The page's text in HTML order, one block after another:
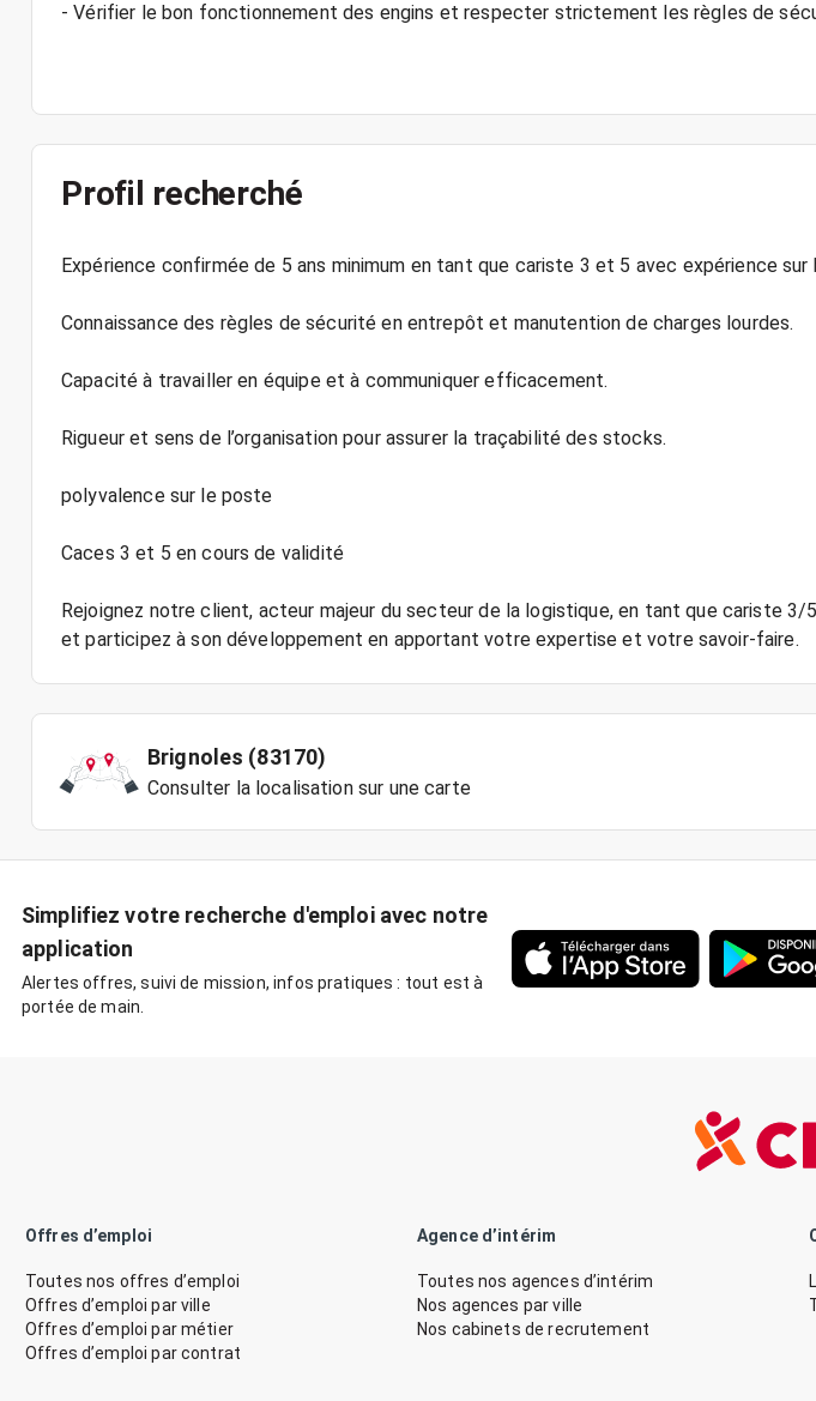
- Vérifier le bon fonctionnement des engins et respecter strictement les règles de
Profil recherché
Expérience confirmée de 5 ans minimum en tant que cariste 3 et 5 avec expérience
Connaissance des règles de sécurité en entrepôt et manutention de charges lourdes.
Capacité à travailler en équipe et à communiquer efficacement.
Rigueur et sens de l’organisation pour assurer la traçabilité des stocks.
polyvalence sur le poste
Caces 3 et 5 en cours de validité
Rejoignez notre client, acteur majeur du secteur de la logistique, en tant que cariste 3/
Brignoles (83170)
Consulter la localisation sur une carte
Simplifiez votre recherche d'emploi avec notre
application
Alertes offres, suivi de mission, infos pratiques : tout est à
portée de main.
Offres d’emploi
Toutes nos offres d’emploi
Offres d’emploi par ville
Offres d’emploi par métier
Offres d’emploi par contrat
Agence d’intérim
Toutes nos agences d’intérim
Nos agences par ville
Nos cabinets de recrutement